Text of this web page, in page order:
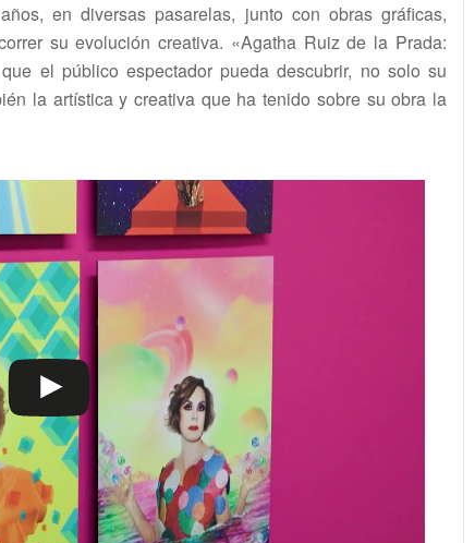
en diversas pasarelas, junto con obras gráficas,
su evolución creativa. «Agatha Ruiz de la Prada:
el público espectador pueda descubrir, no solo su
la artística y creativa que ha tenido sobre su obra la